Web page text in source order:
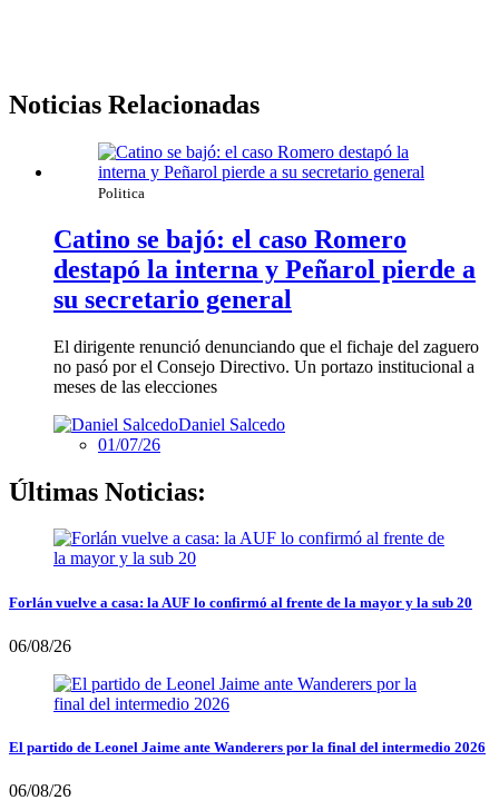
Noticias Relacionadas
Politica
Catino se bajó: el caso Romero
destapó la interna y Peñarol pierde a
su secretario general
El dirigente renunció denunciando que el fichaje del zaguero
no pasó por el Consejo Directivo. Un portazo institucional a
meses de las elecciones
Daniel Salcedo
01/07/26
Últimas Noticias:
Forlán vuelve a casa: la AUF lo confirmó al frente de la mayor y la sub 20
06/08/26
El partido de Leonel Jaime ante Wanderers por la final del intermedio 2026
06/08/26